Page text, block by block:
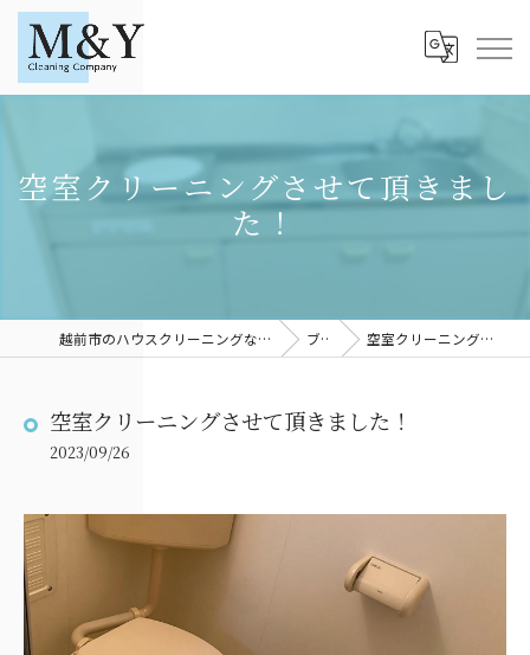
空室クリーニングさせて頂きまし
た！
越前市のハウスクリーニングならM＆YCleaningCompany ブログ 空室クリーニングさせて頂きました！
空室クリーニングさせて頂きました！
2023/09/26